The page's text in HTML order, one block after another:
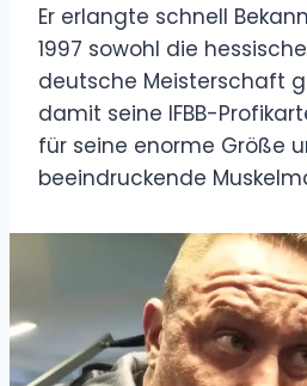
Er erlangte schnell
1997 sowohl die
deutsche Meisterschaft
damit seine IFBB-
für seine enorme Größe
beeindruckende